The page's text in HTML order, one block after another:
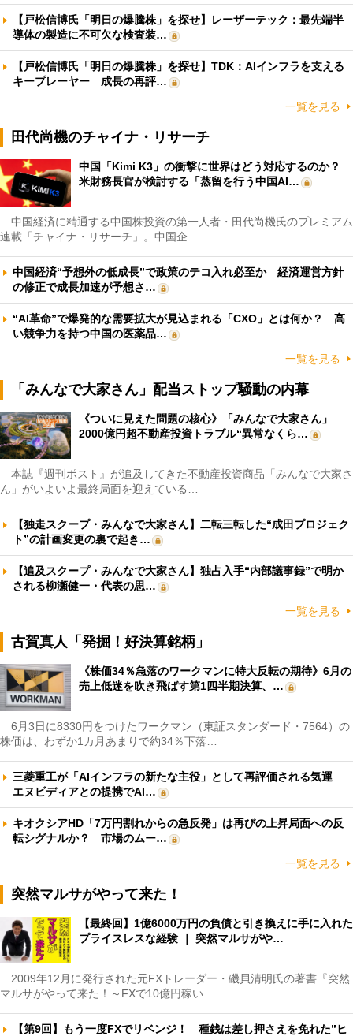
【戸松信博氏「明日の爆騰株」を探せ】レーザーテック：最先端半
導体の製造に不可欠な検査装…
【戸松信博氏「明日の爆騰株」を探せ】TDK：AIインフラを支える
キープレーヤー 成長の再評…
一覧を見る
田代尚機のチャイナ・リサーチ
中国「Kimi K3」の衝撃に世界はどう対応するのか？
米財務長官が検討する「蒸留を行う中国AI…
中国経済に精通する中国株投資の第一人者・田代尚機氏のプレミアム
連載「チャイナ・リサーチ」。中国企…
中国経済“予想外の低成長”で政策のテコ入れ必至か 経済運営方針
の修正で成長加速が予想さ…
“AI革命”で爆発的な需要拡大が見込まれる「CXO」とは何か？ 高
い競争力を持つ中国の医薬品…
一覧を見る
「みんなで大家さん」配当ストップ騒動の内幕
《ついに見えた問題の核心》「みんなで大家さん」
2000億円超不動産投資トラブル“異常なくら…
本誌『週刊ポスト』が追及してきた不動産投資商品「みんなで大家さ
ん」がいよいよ最終局面を迎えている…
【独走スクープ・みんなで大家さん】二転三転した“成田プロジェク
ト”の計画変更の裏で起き…
【追及スクープ・みんなで大家さん】独占入手“内部議事録”で明か
される柳瀬健一・代表の思…
一覧を見る
古賀真人「発掘！好決算銘柄」
《株価34％急落のワークマンに特大反転の期待》6月の
売上低迷を吹き飛ばす第1四半期決算、…
6月3日に8330円をつけたワークマン（東証スタンダード・7564）の
株価は、わずか1カ月あまりで約34％下落…
三菱重工が「AIインフラの新たな主役」として再評価される気運
エヌビディアとの提携でAI…
キオクシアHD「7万円割れからの急反発」は再びの上昇局面への反
転シグナルか？ 市場のムー…
一覧を見る
突然マルサがやって来た！
【最終回】1億6000万円の負債と引き換えに手に入れた
プライスレスな経験 ｜ 突然マルサがや…
2009年12月に発行された元FXトレーダー・磯貝清明氏の著書『突然
マルサがやって来た！～FXで10億円稼い…
【第9回】もう一度FXでリベンジ！ 種銭は差し押さえを免れた”ヒ